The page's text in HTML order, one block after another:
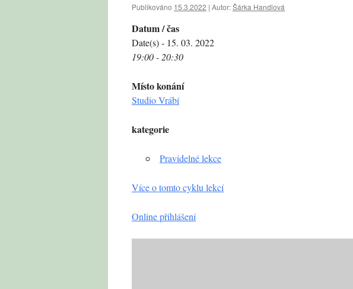
Publikováno 15.3.2022 | Autor:Šárka Handlová
Datum / čas
Date(s) - 15. 03. 2022
19:00 - 20:30
Místo konání
Studio Vrábí
kategorie
Pravidelné lekce
Více o tomto cyklu lekcí
Online přihlášení